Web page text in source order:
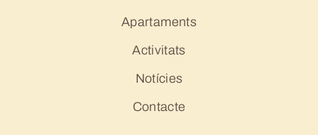
Apartaments
Activitats
Notícies
Contacte